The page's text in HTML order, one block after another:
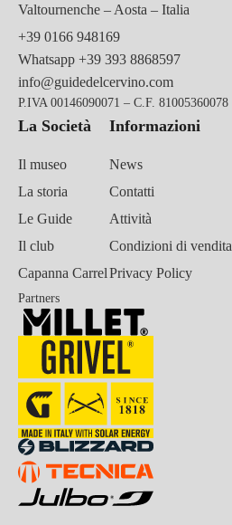
Valtournenche – Aosta – Italia
+39 0166 948169
Whatsapp +39 393 8868597
info@guidedelcervino.com
P.IVA 00146090071 – C.F. 81005360078
La Società
Il museo
La storia
Le Guide
Il club
Capanna Carrel
Informazioni
News
Contatti
Attività
Condizioni di vendita
Privacy Policy
Partners